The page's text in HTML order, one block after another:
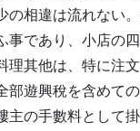
の相違は流れない
事であり、小店の
理其他は、特に注
部遊興稅を含めて
主の手數料として